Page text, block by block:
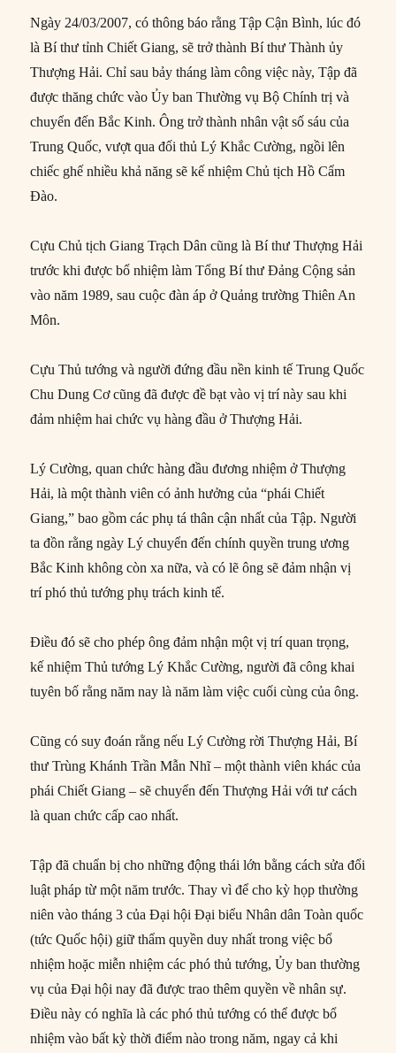
Ngày 24/03/2007, có thông báo rằng Tập Cận Bình, lúc đó
là Bí thư tỉnh Chiết Giang, sẽ trở thành Bí thư Thành ủy
Thượng Hải. Chỉ sau bảy tháng làm công việc này, Tập đã
được thăng chức vào Ủy ban Thường vụ Bộ Chính trị và
chuyển đến Bắc Kinh. Ông trở thành nhân vật số sáu của
Trung Quốc, vượt qua đối thủ Lý Khắc Cường, ngồi lên
chiếc ghế nhiều khả năng sẽ kế nhiệm Chủ tịch Hồ Cẩm
Đào.
Cựu Chủ tịch Giang Trạch Dân cũng là Bí thư Thượng Hải
trước khi được bổ nhiệm làm Tổng Bí thư Đảng Cộng sản
vào năm 1989, sau cuộc đàn áp ở Quảng trường Thiên An
Môn.
Cựu Thủ tướng và người đứng đầu nền kinh tế Trung Quốc
Chu Dung Cơ cũng đã được đề bạt vào vị trí này sau khi
đảm nhiệm hai chức vụ hàng đầu ở Thượng Hải.
Lý Cường, quan chức hàng đầu đương nhiệm ở Thượng
Hải, là một thành viên có ảnh hưởng của “phái Chiết
Giang,” bao gồm các phụ tá thân cận nhất của Tập. Người
ta đồn rằng ngày Lý chuyển đến chính quyền trung ương
Bắc Kinh không còn xa nữa, và có lẽ ông sẽ đảm nhận vị
trí phó thủ tướng phụ trách kinh tế.
Điều đó sẽ cho phép ông đảm nhận một vị trí quan trọng,
kế nhiệm Thủ tướng Lý Khắc Cường, người đã công khai
tuyên bố rằng năm nay là năm làm việc cuối cùng của ông.
Cũng có suy đoán rằng nếu Lý Cường rời Thượng Hải, Bí
thư Trùng Khánh Trần Mẫn Nhĩ – một thành viên khác của
phái Chiết Giang – sẽ chuyển đến Thượng Hải với tư cách
là quan chức cấp cao nhất.
Tập đã chuẩn bị cho những động thái lớn bằng cách sửa đổi
luật pháp từ một năm trước. Thay vì để cho kỳ họp thường
niên vào tháng 3 của Đại hội Đại biểu Nhân dân Toàn quốc
(tức Quốc hội) giữ thẩm quyền duy nhất trong việc bổ
nhiệm hoặc miễn nhiệm các phó thủ tướng, Ủy ban thường
vụ của Đại hội nay đã được trao thêm quyền về nhân sự.
Điều này có nghĩa là các phó thủ tướng có thể được bổ
nhiệm vào bất kỳ thời điểm nào trong năm, ngay cả khi